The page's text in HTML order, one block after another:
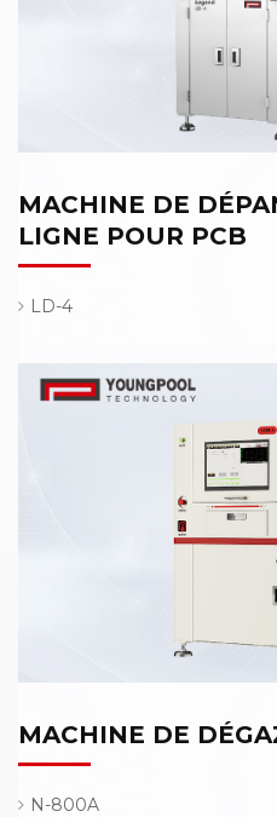
MACHINE DE
LIGNE POUR PCB
LD-4
MACHINE DE
N-800A